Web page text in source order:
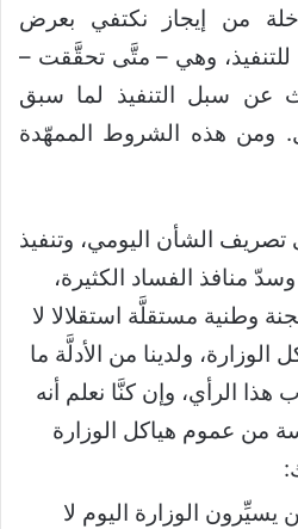
من إيجاز نكتفي بعرض
للتنفيذ، وهي – متَّى تحقَّقت –
عن سبل التنفيذ لما سبق
ومن هذه الشروط الممهّدة
تصريف الشأن اليومي، وتنفيذ
منافذ الفساد الكثيرة،
وطنية مستقلَّة استقلالا لا
الوزارة، ولدينا من الأدلَّة ما
هذا الرأي، وإن كنَّا نعلم أنه
من عموم هياكل الوزارة
الوزارة اليوم لا